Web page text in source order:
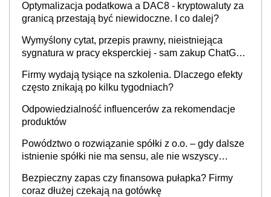
Optymalizacja podatkowa a DAC8 - kryptowaluty za
granicą przestają być niewidoczne. I co dalej?
Wymyślony cytat, przepis prawny, nieistniejąca
sygnatura w pracy eksperckiej - sam zakup ChatGPT
Firmy wydają tysiące na szkolenia. Dlaczego efekty
często znikają po kilku tygodniach?
Odpowiedzialność influencerów za rekomendacje
produktów
Powództwo o rozwiązanie spółki z o.o. – gdy dalsze
istnienie spółki nie ma sensu, ale nie wszyscy
Bezpieczny zapas czy finansowa pułapka? Firmy
coraz dłużej czekają na gotówkę